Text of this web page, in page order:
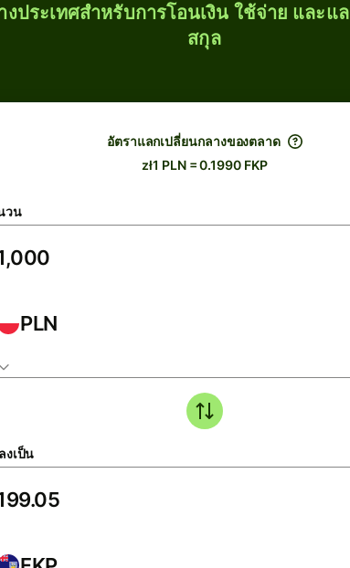
ประเทศสำหรับการโอนเงิน ใช้จ่าย และแ
สกุล
อัตราแลกเปลี่ยนกลางของตลาด
zł1 PLN = 0.1990 FKP
วน
PLN
งเป็น